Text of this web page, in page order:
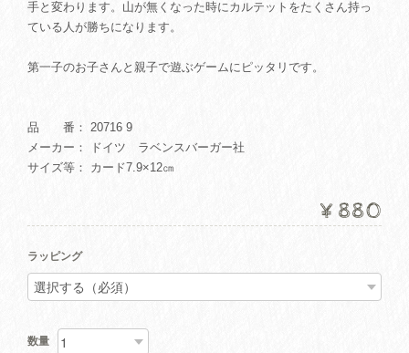
手と変わります。山が無くなった時にカルテットをたくさん持っ
ている人が勝ちになります。
第一子のお子さんと親子で遊ぶゲームにピッタリです。
品 番： 20716 9
メーカー： ドイツ ラベンスバーガー社
サイズ等： カード7.9×12㎝
¥880
ラッピング
数量